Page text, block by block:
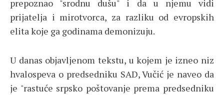
prepoznao "srodnu dušu" i da u njemu vidi
prijatelja i mirotvorca, za razliku od evropskih
elita koje ga godinama demonizuju.
U danas objavljenom tekstu, u kojem je izneo niz
hvalospeva o predsedniku SAD, Vučić je naveo da
je "rastuće srpsko poštovanje prema predsedniku